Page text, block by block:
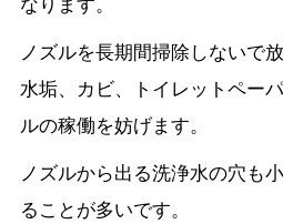
ノズルを長期間掃除しないで
水垢、カビ、トイレットペー
ルの稼働を妨げます。
ノズルから出る洗浄水の穴も
ることが多いです。